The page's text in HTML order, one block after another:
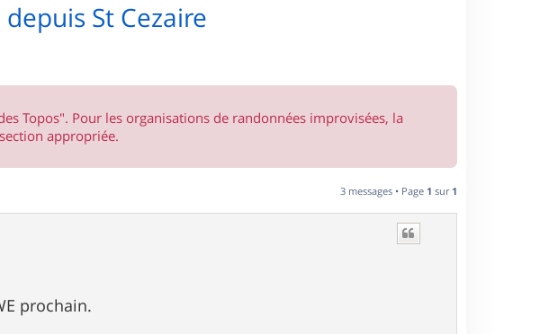
St Cezaire
Topos". Pour les organisations de randonnées improvisées, la
appropriée.
3 messages • Page 1 sur 1
prochain.